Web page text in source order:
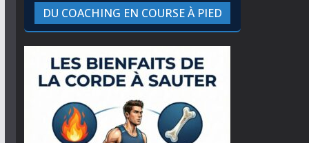
DU COACHING EN COURSE À PIED